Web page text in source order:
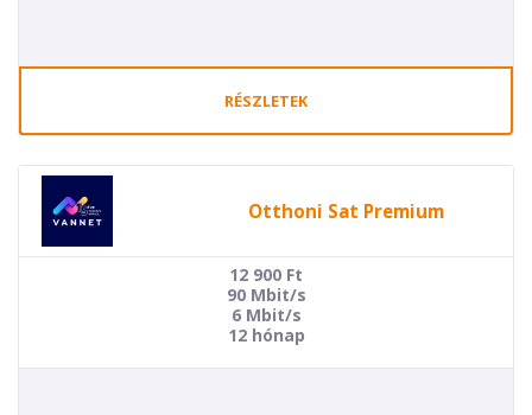
RÉSZLETEK
Otthoni Sat Premium
12 900 Ft
90 Mbit/s
6 Mbit/s
12 hónap